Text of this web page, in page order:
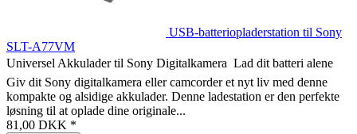
USB-batteriopladerstation til Sony
SLT-A77VM
Universel Akkulader til Sony Digitalkamera  Lad dit batteri alene
Giv dit Sony digitalkamera eller camcorder et nyt liv med denne
kompakte og alsidige akkulader. Denne ladestation er den perfekte
løsning til at oplade dine originale...
81,00 DKK *